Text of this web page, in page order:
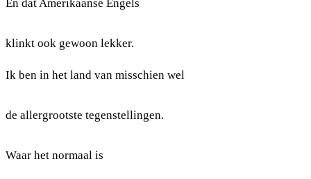
En dat Amerikaanse Engels
klinkt ook gewoon lekker.
Ik ben in het land van misschien wel
de allergrootste tegenstellingen.
Waar het normaal is